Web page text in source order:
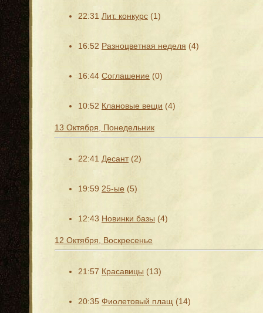
22:31 Лит. конкурс (1)
16:52 Разноцветная неделя (4)
16:44 Соглашение (0)
10:52 Клановые вещи (4)
13 Октября, Понедельник
22:41 Десант (2)
19:59 25-ые (5)
12:43 Новинки базы (4)
12 Октября, Воскресенье
21:57 Красавицы (13)
20:35 Фиолетовый плащ (14)